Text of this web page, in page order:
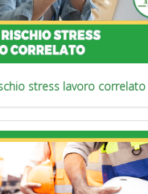
stress lavoro correlato